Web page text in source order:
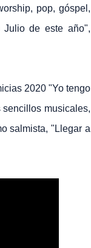
pop, góspel,
Julio de este año",
2020 "Yo tengo
musicales,
salmista, "Llegar a